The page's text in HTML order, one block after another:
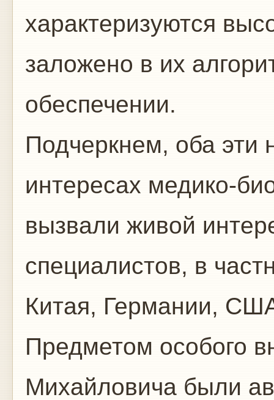
характеризуются
заложено в их
обеспечении.
Подчеркнем, оба эти
интересах медико-
вызвали живой
специалистов, в
Китая, Германии,
Предметом особого
Михайловича были